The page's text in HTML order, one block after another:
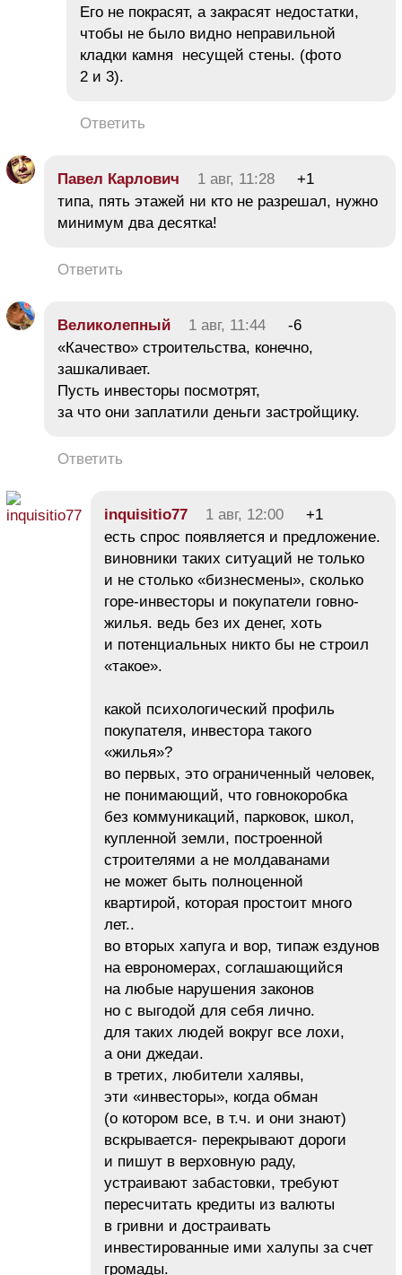
Его не покрасят, а закрасят недостатки,
чтобы не было видно неправильной
кладки камня несущей стены. (фото
2 и 3).
Ответить
Павел Карлович 1 авг, 11:28
+1
типа, пять этажей ни кто не разрешал, нужно
минимум два десятка!
Ответить
Великолепный 1 авг, 11:44
-6
«Качество» строительства, конечно,
зашкаливает.
Пусть инвесторы посмотрят,
за что они заплатили деньги застройщику.
Ответить
іnquіsitіо77 1 авг, 12:00
+1
есть спрос появляется и предложение.
виновники таких ситуаций не только
и не столько «бизнесмены», сколько
горе-инвесторы и покупатели говно-
жилья. ведь без их денег, хоть
и потенциальных никто бы не строил
«такое».
какой психологический профиль
покупателя, инвестора такого
«жилья»?
во первых, это ограниченный человек,
не понимающий, что говнокоробка
без коммуникаций, парковок, школ,
купленной земли, построенной
строителями а не молдаванами
не может быть полноценной
квартирой, которая простоит много
лет..
во вторых хапуга и вор, типаж ездунов
на еврономерах, соглашающийся
на любые нарушения законов
но с выгодой для себя лично.
для таких людей вокруг все лохи,
а они джедаи.
в третих, любители халявы,
эти «инвесторы», когда обман
(о котором все, в т.ч. и они знают)
вскрывается- перекрывают дороги
и пишут в верховную раду,
устраивают забастовки, требуют
пересчитать кредиты из валюты
в гривни и достраивать
инвестированные ими халупы за счет
громады.